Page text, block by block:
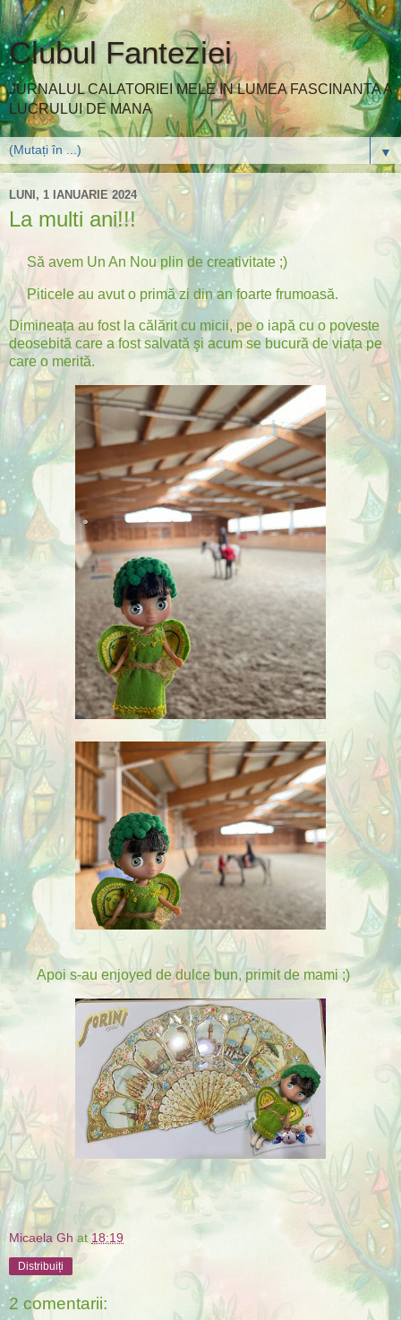
Clubul Fanteziei
JURNALUL CALATORIEI MELE IN LUMEA FASCINANTA A
LUCRULUI DE MANA
▼
LUNI, 1 IANUARIE 2024
La multi ani!!!
Să avem Un An Nou plin de creativitate ;)
Piticele au avut o primă zi din an foarte frumoasă.
Dimineața au fost la călărit cu micii, pe o iapă cu o poveste
deosebită care a fost salvată şi acum se bucură de viața pe
care o merită.
Apoi s-au enjoyed de dulce bun, primit de mami ;)
Micaela Gh at18:19
Distribuiți
2 comentarii: